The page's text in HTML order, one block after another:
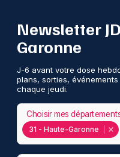
Newsletter
Garonne
J-6 avant votre dose
plans, sorties,
chaque jeudi.
31 - Haute-Garonne
Choisir mes